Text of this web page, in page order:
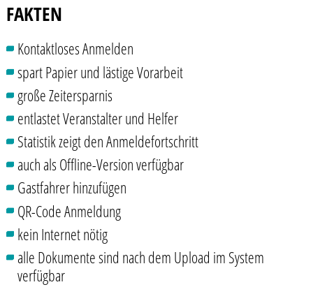
FAKTEN
Kontaktloses Anmelden
spart Papier und lästige Vorarbeit
große Zeitersparnis
entlastet Veranstalter und Helfer
Statistik zeigt den Anmeldefortschritt
auch als Offline-Version verfügbar
Gastfahrer hinzufügen
QR-Code Anmeldung
kein Internet nötig
alle Dokumente sind nach dem Upload im System
verfügbar